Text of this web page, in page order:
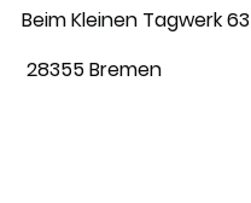
Tagwerk 63
Bremen